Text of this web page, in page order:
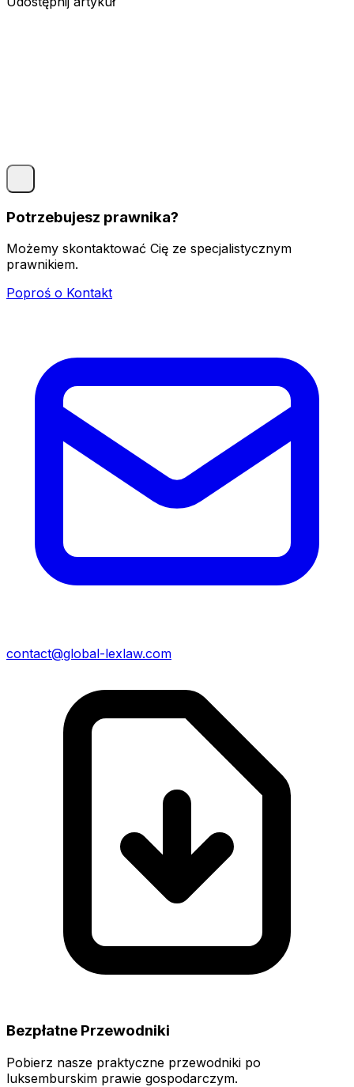
Potrzebujesz prawnika?
Możemy skontaktować Cię ze specjalistycznym
prawnikiem.
Poproś o Kontakt
contact@global-lexlaw.com
Bezpłatne Przewodniki
Pobierz nasze praktyczne przewodniki po
luksemburskim prawie gospodarczym.